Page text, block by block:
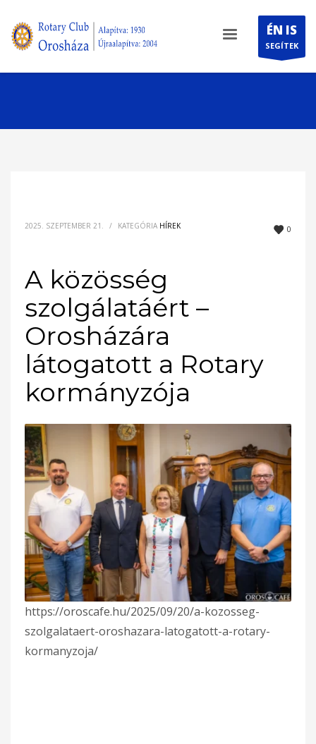
ÉN IS
SEGÍTEK
0
2025. SZEPTEMBER 21. / KATEGÓRIA HÍREK
A közösség
szolgálatáért –
Orosházára
látogatott a Rotary
kormányzója
https://oroscafe.hu/2025/09/20/a-kozosseg-
szolgalataert-oroshazara-latogatott-a-rotary-
kormanyzoja/